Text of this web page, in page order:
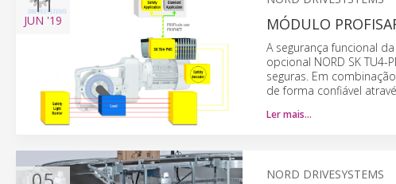
JUN '19 MÓDULO
A segurança funcional
opcional NORD SK TU4-
seguras. Em
de forma confiável
Ler mais…
NORD DRIVESYSTEMS